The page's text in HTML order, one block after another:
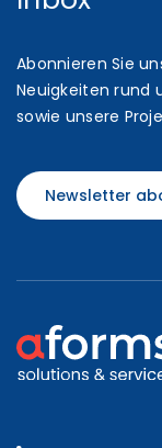
Abonnieren Sie
Neuigkeiten rund
sowie unsere
Newsletter